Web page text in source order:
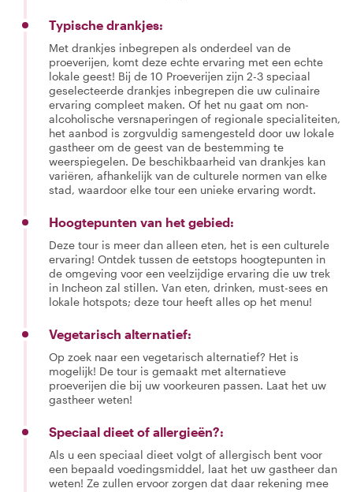
Typische drankjes:
Met drankjes inbegrepen als onderdeel van de
proeverijen, komt deze echte ervaring met een echte
lokale geest! Bij de 10 Proeverijen zijn 2-3 speciaal
geselecteerde drankjes inbegrepen die uw culinaire
ervaring compleet maken. Of het nu gaat om non-
alcoholische versnaperingen of regionale specialiteiten,
het aanbod is zorgvuldig samengesteld door uw lokale
gastheer om de geest van de bestemming te
weerspiegelen. De beschikbaarheid van drankjes kan
variëren, afhankelijk van de culturele normen van elke
stad, waardoor elke tour een unieke ervaring wordt.
Hoogtepunten van het gebied:
Deze tour is meer dan alleen eten, het is een culturele
ervaring! Ontdek tussen de eetstops hoogtepunten in
de omgeving voor een veelzijdige ervaring die uw trek
in Incheon zal stillen. Van eten, drinken, must-sees en
lokale hotspots; deze tour heeft alles op het menu!
Vegetarisch alternatief:
Op zoek naar een vegetarisch alternatief? Het is
mogelijk! De tour is gemaakt met alternatieve
proeverijen die bij uw voorkeuren passen. Laat het uw
gastheer weten!
Speciaal dieet of allergieën?:
Als u een speciaal dieet volgt of allergisch bent voor
een bepaald voedingsmiddel, laat het uw gastheer dan
weten! Ze zullen ervoor zorgen dat daar rekening mee